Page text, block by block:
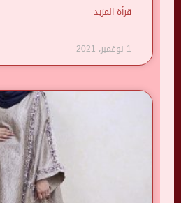
قرأة المزيد
1 نوفمبر، 2021